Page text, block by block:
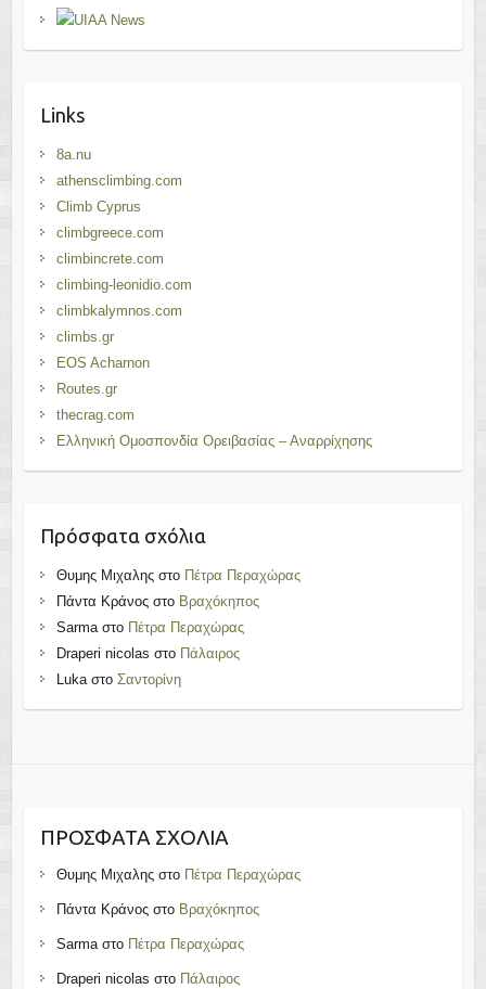
Links
8a.nu
athensclimbing.com
Climb Cyprus
climbgreece.com
climbincrete.com
climbing-leonidio.com
climbkalymnos.com
climbs.gr
EOS Acharnon
Routes.gr
thecrag.com
Ελληνική Ομοσπονδία Ορειβασίας – Αναρρίχησης
Πρόσφατα σχόλια
Θυμης Μιχαληςστο Πέτρα Περαχώρας
Πάντα Κράνοςστο Βραχόκηπος
Sarmaστο Πέτρα Περαχώρας
Draperi nicolas στο Πάλαιρος
Lukaστο Σαντορίνη
ΠΡΌΣΦΑΤΑ ΣΧΌΛΙΑ
Θυμης Μιχαληςστο Πέτρα Περαχώρας
Πάντα Κράνοςστο Βραχόκηπος
Sarmaστο Πέτρα Περαχώρας
Draperi nicolas στο Πάλαιρος